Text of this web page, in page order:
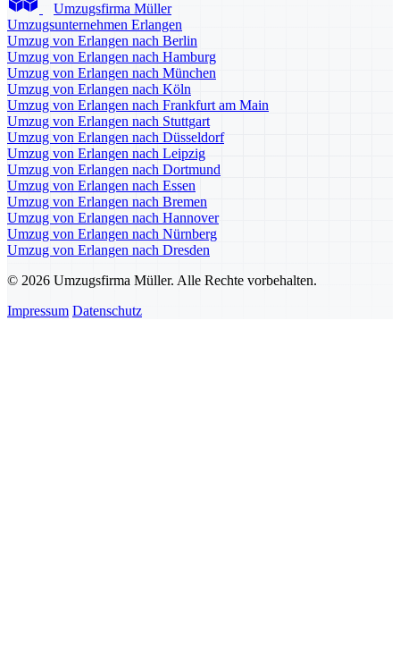
Umzugsfirma Müller
Umzugsunternehmen Erlangen
Umzug von Erlangen nach Berlin
Umzug von Erlangen nach Hamburg
Umzug von Erlangen nach München
Umzug von Erlangen nach Köln
Umzug von Erlangen nach Frankfurt am Main
Umzug von Erlangen nach Stuttgart
Umzug von Erlangen nach Düsseldorf
Umzug von Erlangen nach Leipzig
Umzug von Erlangen nach Dortmund
Umzug von Erlangen nach Essen
Umzug von Erlangen nach Bremen
Umzug von Erlangen nach Hannover
Umzug von Erlangen nach Nürnberg
Umzug von Erlangen nach Dresden
© 2026 Umzugsfirma Müller. Alle Rechte vorbehalten.
Impressum Datenschutz